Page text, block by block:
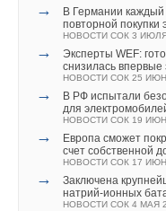
→
В Германии каждый
повторной покупки
НОВОСТИ СОК 3 ИЮЛЯ
→
Эксперты WEF:
снизилась впервые
НОВОСТИ СОК 25
→
В РФ испытали
для
НОВОСТИ СОК 19
→
Европа сможет
счет собственной
НОВОСТИ СОК 17
→
Заключена
натрий-ионных
НОВОСТИ СОК 4 МАЯ